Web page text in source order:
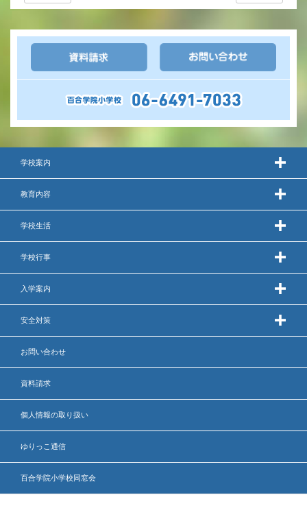
学校案内
教育内容
学校生活
学校行事
入学案内
安全対策
お問い合わせ
資料請求
個人情報の取り扱い
ゆりっこ通信
百合学院小学校同窓会